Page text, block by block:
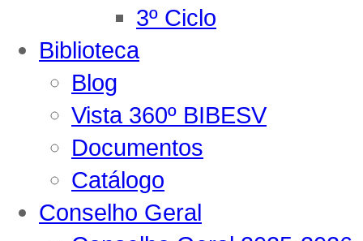
3º Ciclo
Biblioteca
Blog
Vista 360º BIBESV
Documentos
Catálogo
Conselho Geral